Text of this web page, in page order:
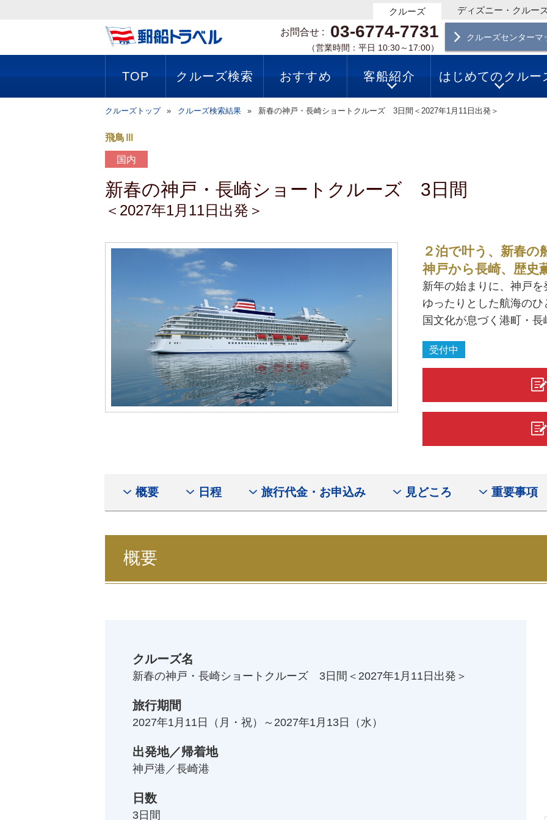
クルーズ ディズニー・クルー
お問合せ 03-6774-7731
（営業時間：平日 10:30～17:00）
クルーズセンターマ
TOP クルーズ検索 おすすめ 客船紹介 はじめてのクルー
クルーズトップ クルーズ検索結果 新春の神戸・長崎ショートクルーズ 3日間＜2027年1月11日出発＞
飛鳥Ⅲ
国内
新春の神戸・長崎ショートクルーズ 3日間
＜2027年1月11日出発＞
２泊で叶う、新春の
神戸から長崎、歴史
新年の始まりに、神戸
ゆったりとした航海の
国文化が息づく港町・長
受付中
概要 日程 旅行代金・お申込み 見どころ 重要事項
概要
クルーズ名
新春の神戸・長崎ショートクルーズ 3日間＜2027年1月11日出発＞
旅行期間
2027年1月11日 （月・祝）～ 2027年1月13日 （水）
出発地／帰着地
神戸港／長崎港
日数
3 日間